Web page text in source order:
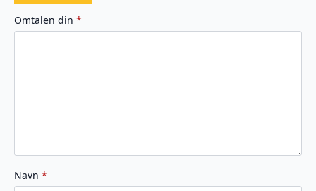
av
5
av
5
av
5
av
5
av
5
Omtalen din *
Navn *